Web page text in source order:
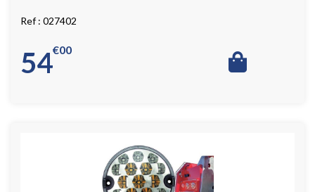
027402
54 00
€